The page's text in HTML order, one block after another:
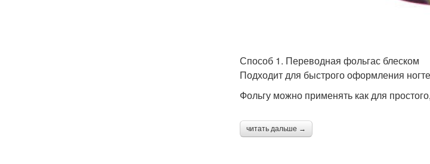
Способ 1. Переводная фольгас блеском
Подходит для быстрого оформления
Фольгу можно применять как для
читать дальше →